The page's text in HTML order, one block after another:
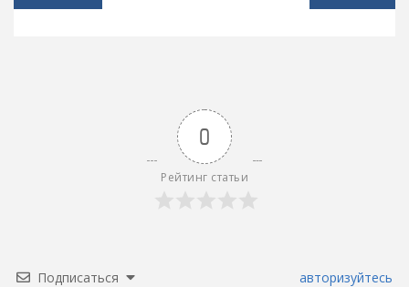
0
Рейтинг статьи
Подписаться авторизуйтесь